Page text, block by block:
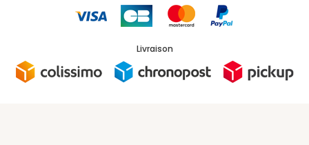
Livraison